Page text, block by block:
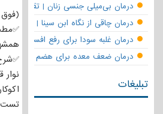
درمان بی‌میلی جنسی زنان | تقویت
درمان چاقی از نگاه ابن سینا | نسخه
درمان غلبه سودا برای رفع افسردگی
درمان ضعف معده برای هضم قوی
تبلیغات
نوار